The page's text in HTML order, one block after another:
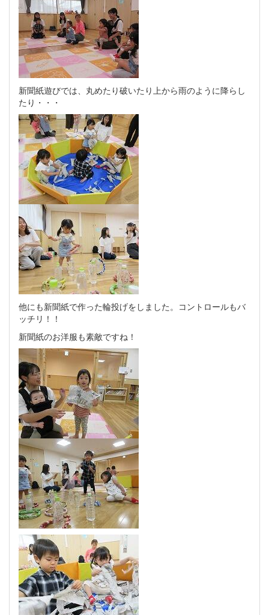
新聞紙遊びでは、丸めたり破いたり上から雨のように降らし
たり・・・
他にも新聞紙で作った輪投げをしました。コントロールもバ
ッチリ！！
新聞紙のお洋服も素敵ですね！